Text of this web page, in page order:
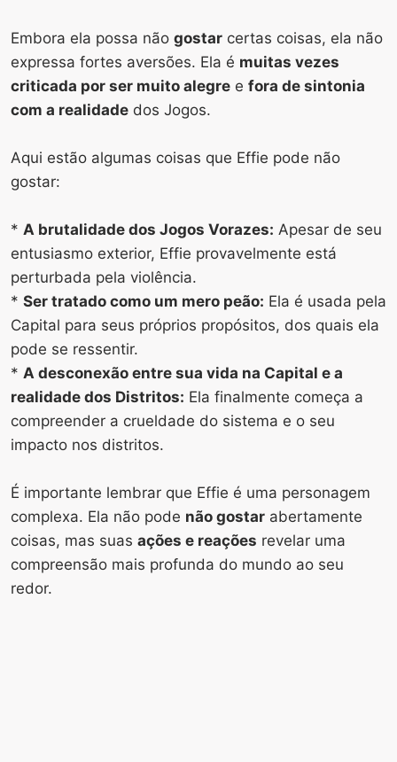
Embora ela possa não gostar certas coisas, ela não
expressa fortes aversões. Ela é muitas vezes
criticada por ser muito alegre e fora de sintonia
com a realidade dos Jogos.
Aqui estão algumas coisas que Effie pode não
gostar:
* A brutalidade dos Jogos Vorazes: Apesar de seu
entusiasmo exterior, Effie provavelmente está
perturbada pela violência.
* Ser tratado como um mero peão: Ela é usada pela
Capital para seus próprios propósitos, dos quais ela
pode se ressentir.
* A desconexão entre sua vida na Capital e a
realidade dos Distritos: Ela finalmente começa a
compreender a crueldade do sistema e o seu
impacto nos distritos.
É importante lembrar que Effie é uma personagem
complexa. Ela não pode não gostar abertamente
coisas, mas suas ações e reações revelar uma
compreensão mais profunda do mundo ao seu
redor.